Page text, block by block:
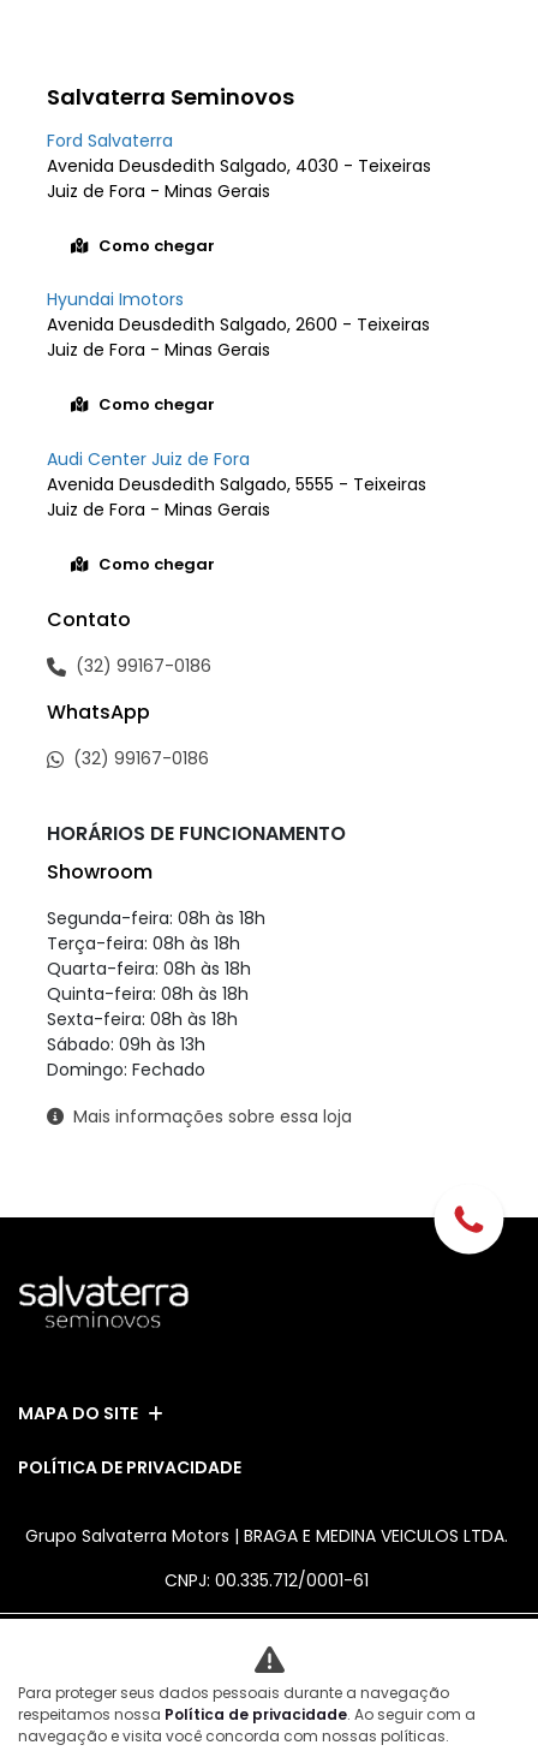
Salvaterra Seminovos
Ford Salvaterra
Avenida Deusdedith Salgado, 4030 - Teixeiras
Juiz de Fora - Minas Gerais
Como chegar
Hyundai Imotors
Avenida Deusdedith Salgado, 2600 - Teixeiras
Juiz de Fora - Minas Gerais
Como chegar
Audi Center Juiz de Fora
Avenida Deusdedith Salgado, 5555 - Teixeiras
Juiz de Fora - Minas Gerais
Como chegar
Contato
(32) 99167-0186
WhatsApp
(32) 99167-0186
HORÁRIOS DE FUNCIONAMENTO
Showroom
Segunda-feira: 08h às 18h
Terça-feira: 08h às 18h
Quarta-feira: 08h às 18h
Quinta-feira: 08h às 18h
Sexta-feira: 08h às 18h
Sábado: 09h às 13h
Domingo: Fechado
Mais informações sobre essa loja
MAPA DO SITE
POLÍTICA DE PRIVACIDADE
Grupo Salvaterra Motors | BRAGA E MEDINA VEICULOS LTDA.
CNPJ: 00.335.712/0001-61
No trânsito, enxergar o outro salva
vidas.
Para proteger seus dados pessoais durante a navegação
respeitamos nossa Política de privacidade. Ao seguir com a
navegação e visita você concorda com nossas políticas.